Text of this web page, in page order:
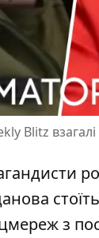
Blitz взагалі
з